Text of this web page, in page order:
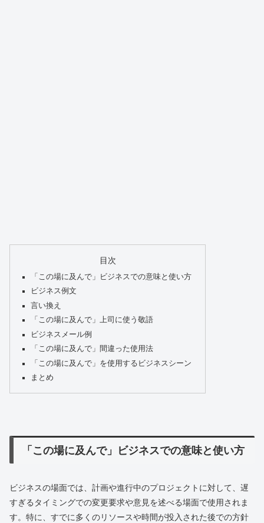
目次
「この場に及んで」ビジネスでの意味と使い方
ビジネス例文
言い換え
「この場に及んで」上司に使う敬語
ビジネスメール例
「この場に及んで」間違った使用法
「この場に及んで」を使用するビジネスシーン
まとめ
「この場に及んで」ビジネスでの意味と使い方
ビジネスの場面では、計画や進行中のプロジェクトに対して、遅
すぎるタイミングでの変更要求や意見を述べる場面で使用されま
す。特に、すでに多くのリソースや時間が投入された後での方針